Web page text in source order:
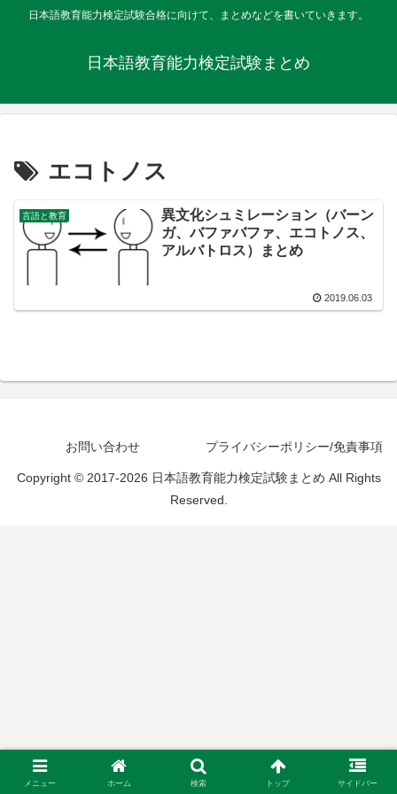
日本語教育能力検定試験合格に向けて、まとめなどを書いていきます。
日本語教育能力検定試験まとめ
エコトノス
言語と教育
異文化シュミレーション（バーン
ガ、バファバファ、エコトノス、
アルバトロス）まとめ
2019.06.03
お問い合わせ プライバシーポリシー/免責事項
Copyright © 2017-2026 日本語教育能力検定試験まとめ All Rights
Reserved.
メニュー ホーム 検索 トップ サイドバー